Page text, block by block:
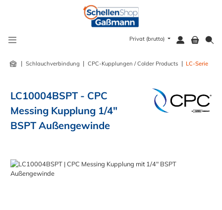
Privat (brutto)
| Schlauchverbindung | CPC-Kupplungen / Colder Products | LC-Serie
LC10004BSPT - CPC
Messing Kupplung 1/4"
BSPT Außengewinde
Bildergalerie überspringen